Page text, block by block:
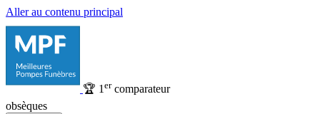
Aller au contenu principal
🏆 1 ercomparateur
obsèques